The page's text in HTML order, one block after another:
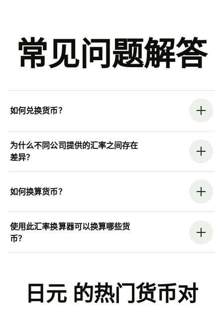
常见问题解答
如何兑换货币？
为什么不同公司提供的汇率之间存在
差异？
如何换算货币？
使用此汇率换算器可以换算哪些货
币？
日元 的热门货币对